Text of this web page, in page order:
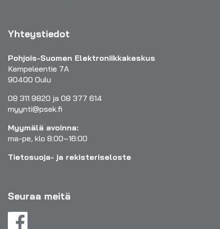
Yhteystiedot
Pohjois-Suomen Elektroniikkakeskus
Kempeleentie 7A
90400 Oulu
08 311 9820 ja 08 377 614
myynti@psek.fi
Myymälä avoinna:
ma-pe, klo 8:00–16:00
Tietosuoja- ja rekisteriseloste
Seuraa meitä